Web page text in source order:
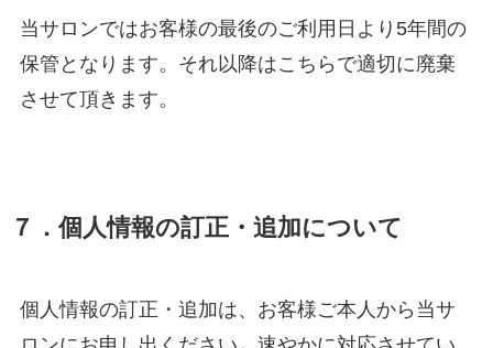
当サロンではお客様の最後のご利用日より5年間の
保管となります。それ以降はこちらで適切に廃棄
させて頂きます。
７．個人情報の訂正・追加について
個人情報の訂正・追加は、お客様ご本人から当サ